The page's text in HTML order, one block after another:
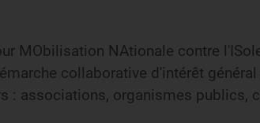
MObilisation NAtionale contre
collaborative d'intérêt général
: associations, organismes publics,